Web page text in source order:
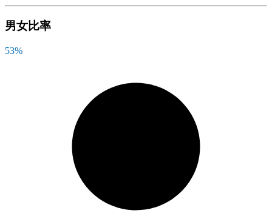
男女比率
53%